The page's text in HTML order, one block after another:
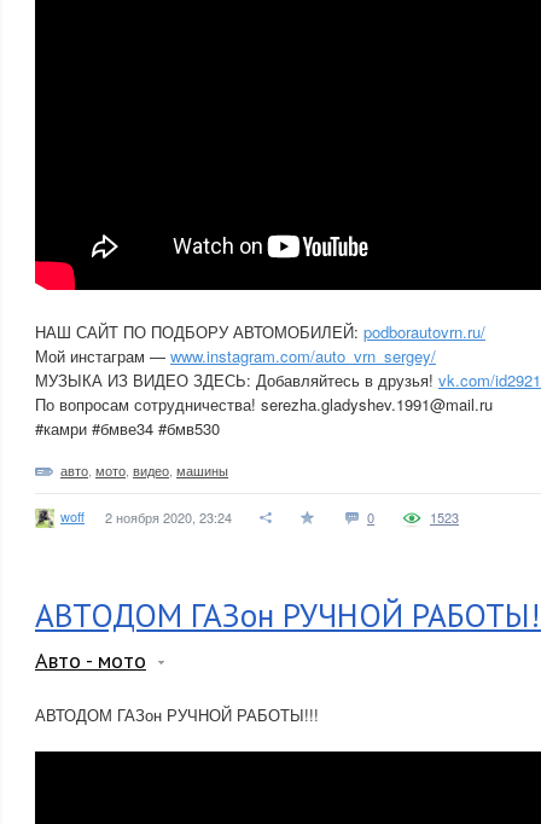
НАШ САЙТ ПО ПОДБОРУ АВТОМОБИЛЕЙ: podborautovrn.ru/
Мой инстаграм — www.instagram.com/auto_vrn_sergey/
МУЗЫКА ИЗ ВИДЕО ЗДЕСЬ: Добавляйтесь в друзья! vk.com/
По вопросам сотрудничества! serezha.gladyshev.1991@mail.ru
#камри #бмве34 #бмв530
авто мото видео машины
woff 2 ноября 2020, 23:24 0 1523
АВТОДОМ ГАЗон РУЧНОЙ
Авто - мото
АВТОДОМ ГАЗон РУЧНОЙ РАБОТЫ!!!